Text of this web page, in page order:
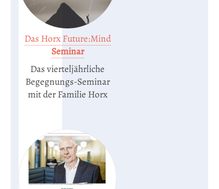
Das Horx Future:Mind
Seminar
Das vierteljährliche
Begegnungs-Seminar
mit der Familie Horx